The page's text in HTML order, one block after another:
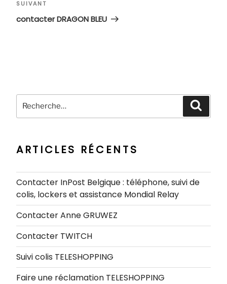
Article
suivant
SUIVANT
contacter DRAGON BLEU
Recherche
pour
ARTICLES RÉCENTS
Contacter InPost Belgique : téléphone, suivi de
colis, lockers et assistance Mondial Relay
Contacter Anne GRUWEZ
Contacter TWITCH
Suivi colis TELESHOPPING
Faire une réclamation TELESHOPPING